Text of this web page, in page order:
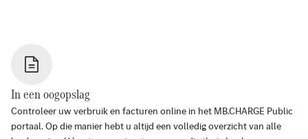
In een oogopslag
Controleer uw verbruik en facturen online in het MB.CHARGE Public
portaal. Op die manier hebt u altijd een volledig overzicht van alle